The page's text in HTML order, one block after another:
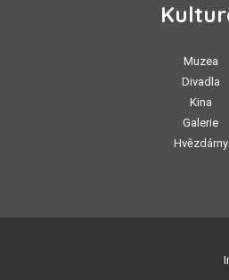
Muzea
Divadla
Kina
Galerie
Hvězdárny